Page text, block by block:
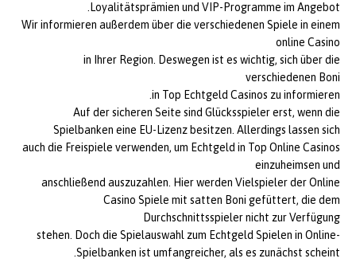
Loyalitätsprämien und VIP-Programme im Angebot.
Wir informieren außerdem über die verschiedenen Spiele in einem
online Casino
in Ihrer Region. Deswegen ist es wichtig, sich über die
verschiedenen Boni
in Top Echtgeld Casinos zu informieren.
Auf der sicheren Seite sind Glücksspieler erst, wenn die
Spielbanken eine EU-Lizenz besitzen. Allerdings lassen sich
auch die Freispiele verwenden, um Echtgeld in Top Online Casinos
einzuheimsen und
anschließend auszuzahlen. Hier werden Vielspieler der Online
Casino Spiele mit satten Boni gefüttert, die dem
Durchschnittsspieler nicht zur Verfügung
stehen. Doch die Spielauswahl zum Echtgeld Spielen in Online-
Spielbanken ist umfangreicher, als es zunächst scheint.